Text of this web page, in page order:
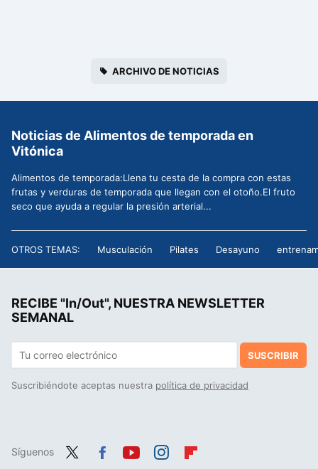
ARCHIVO DE NOTICIAS
Noticias de Alimentos de temporada en
Vitónica
Alimentos de temporada:Llena tu cesta de la compra con estas
frutas y verduras de temporada que llegan con el otoño.El fruto
seco que ayuda a regular la presión arterial...
OTROS TEMAS: Musculación Pilates Desayuno
RECIBE "In/Out", NUESTRA NEWSLETTER
SEMANAL
SUSCRIBIR
Suscribiéndote aceptas nuestra política de privacidad
Síguenos